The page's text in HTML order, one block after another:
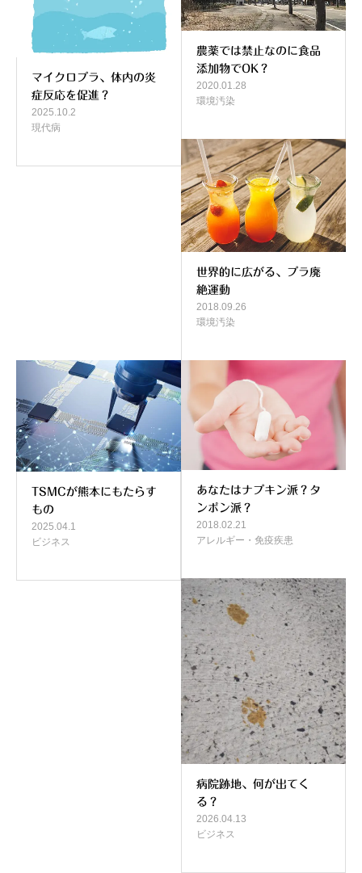
マイクロプラ、体内の炎
症反応を促進？
2025.10.2
現代病
農薬では禁止なのに食品
添加物でOK？
2020.01.28
環境汚染
世界的に広がる、プラ廃
絶運動
2018.09.26
環境汚染
TSMCが熊本にもたらす
もの
2025.04.1
ビジネス
あなたはナプキン派？タ
ンポン派？
2018.02.21
アレルギー・免疫疾患
病院跡地、何が出てく
る？
2026.04.13
ビジネス